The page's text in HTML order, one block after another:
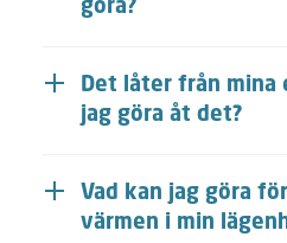
göra?
Det låter från mina
jag göra åt det?
Vad kan jag göra
värmen i min